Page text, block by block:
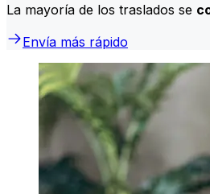
La mayoría de los traslados se
Envía más rápido